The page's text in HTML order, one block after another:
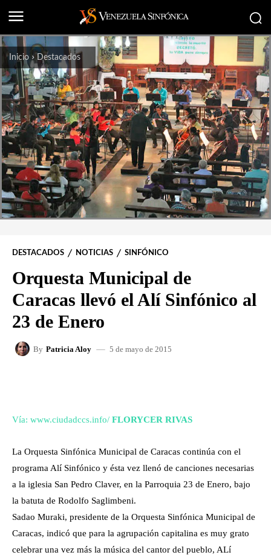
Inicio Destacados
DESTACADOS NOTICIAS SINFÓNICO
Orquesta Municipal de
Caracas llevó el Alí Sinfónico al
23 de Enero
By Patricia Aloy 5 de mayo de 2015
Vía: www.ciudadccs.info/ FLORYCER RIVAS
La Orquesta Sinfónica Municipal de Caracas continúa con el
programa Alí Sinfónico y ésta vez llenó de canciones necesarias
a la iglesia San Pedro Claver, en la Parroquia 23 de Enero, bajo
la batuta de Rodolfo Saglimbeni.
Sadao Muraki, presidente de la Orquesta Sinfónica Municipal de
Caracas, indicó que para la agrupación capitalina es muy grato
celebrar una vez más la música del cantor del pueblo, ALí